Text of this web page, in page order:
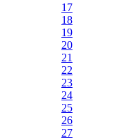
17
18
19
20
21
22
23
24
25
26
27